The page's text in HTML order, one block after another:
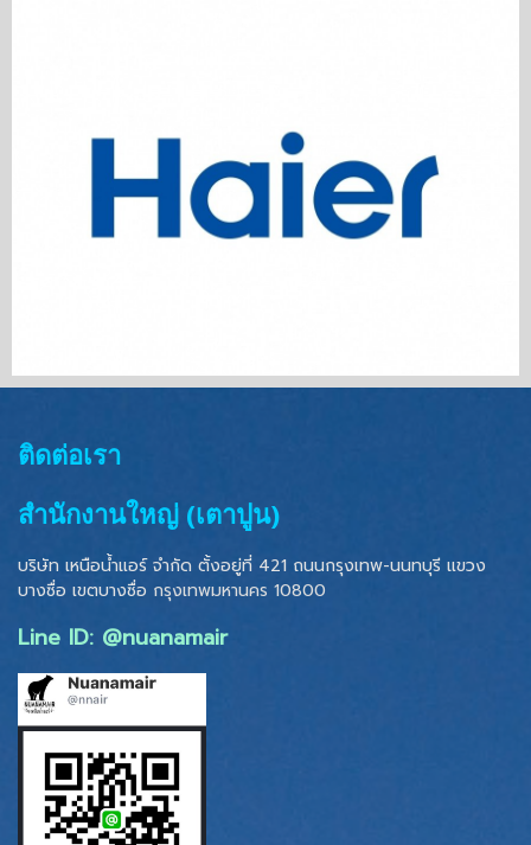
ติดต่อเรา
สำนักงานใหญ่ (เตาปูน)
บริษัท เหนือน้ำแอร์ จำกัด ตั้งอยู่ที่ 421 ถนนกรุงเทพ-นนทบุรี แขวง
บางซื่อ เขตบางซื่อ กรุงเทพมหานคร 10800
Line ID: @nuanamair